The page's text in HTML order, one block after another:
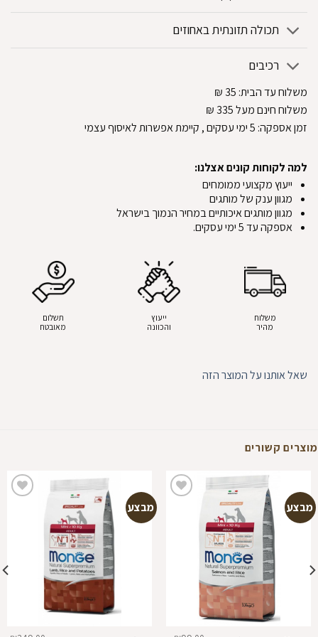
תכולה תזונתית באחוזים
רכיבים
משלוח עד הבית:
₪
משלוח חינם מעל 335
₪
זמן אספקה: 5ימי עסקים, קיימת אפשרות לאיסוף עצמי
למה לקוחות קונים אצלנו:
ייעוץ מקצועי ממומחים
מגוון ענק של מותגים
מגוון מותגים איכותיים במחיר הנמוך בישראל
אספקה עד 5 ימי עסקים.
משלוח
מהיר
ייעוץ
והכוונה
תשלום
מאובטח
שאל אותנו על המוצר הזה
מוצרים קשורים
מבצע מבצע